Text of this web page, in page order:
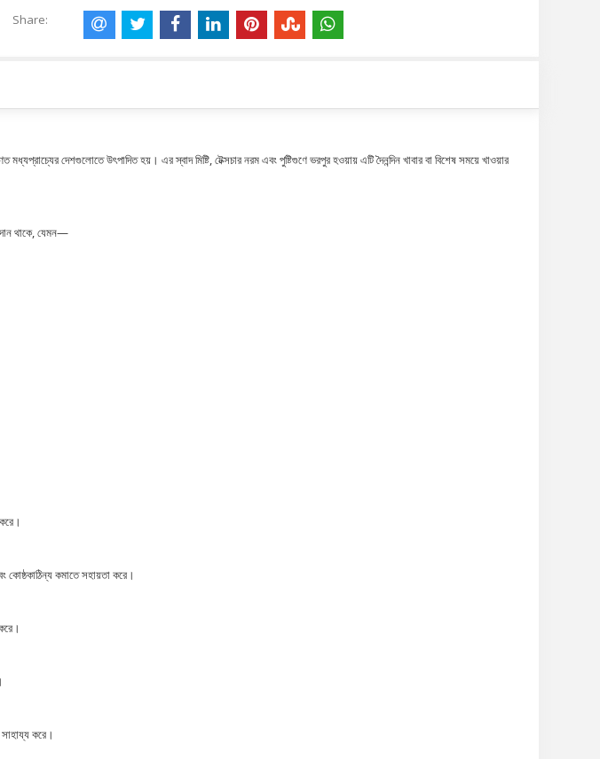
Share:
দেশগুলোতে উৎপাদিত হয়। এর স্বাদ মিষ্টি, টেক্সচার নরম এবং পুষ্টিগুণে ভরপুর হওয়ায় এটি দৈনন্দিন খাবার বা বিশেষ সময়ে খাওয়ার
থাকে, যেমন—
কমাতে সহায়তা করে।
সাহায্য করে।